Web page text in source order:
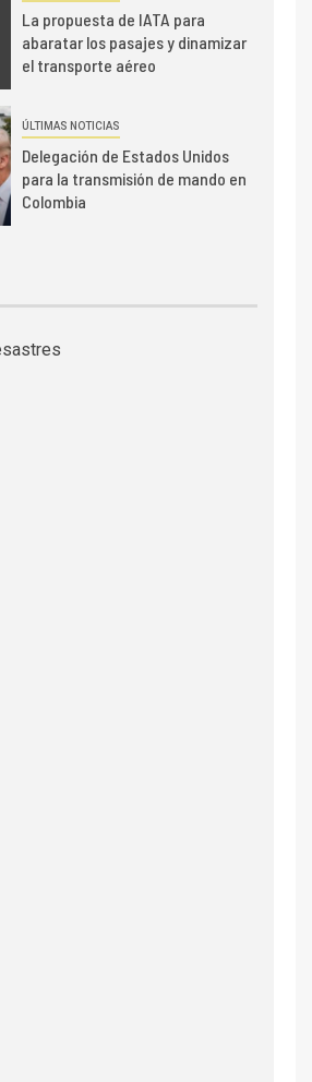
La propuesta de IATA para
abaratar los pasajes y dinamizar
el transporte aéreo
ÚLTIMAS NOTICIAS
Delegación de Estados Unidos
para la transmisión de mando en
Colombia